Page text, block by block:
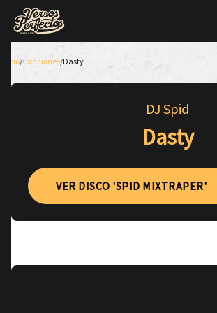
Inicio/Canciones/Dasty
DJ Spid
Dasty
VER DISCO 'SPID MIXTRAPER'